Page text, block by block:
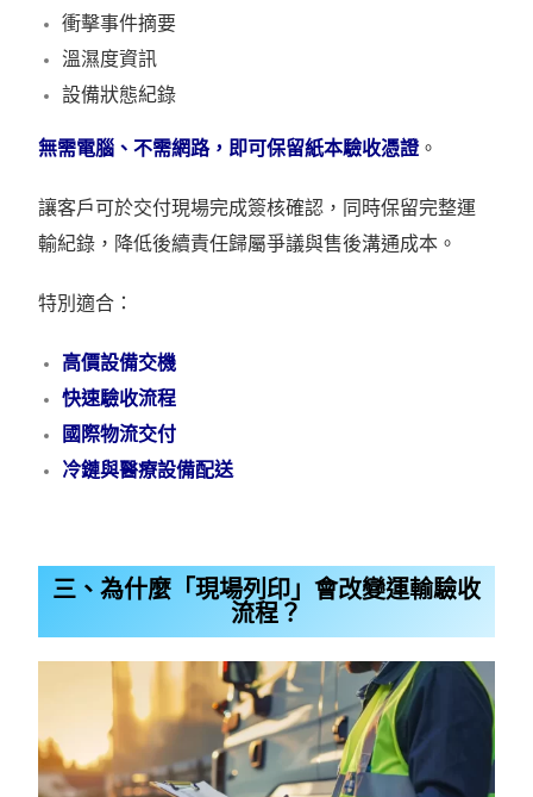
衝擊事件摘要
溫濕度資訊
設備狀態紀錄
無需電腦、不需網路，即可保留紙本驗收憑證。
讓客戶可於交付現場完成簽核確認，同時保留完整運
輸紀錄，降低後續責任歸屬爭議與售後溝通成本。
特別適合：
高價設備交機
快速驗收流程
國際物流交付
冷鏈與醫療設備配送
三、為什麼「現場列印」會改變運輸驗收
流程？